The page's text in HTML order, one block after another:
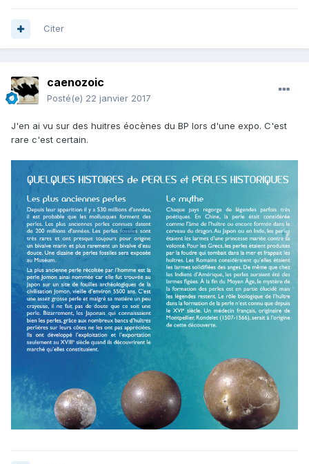
Citer
caenozoic
Posté(e) 22 janvier 2017
J'en ai vu sur des huitres éocènes du BP lors d'une expo. C'est
rare c'est certain.